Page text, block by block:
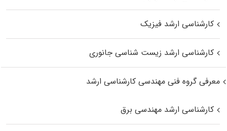
کارشناسی ارشد فیزیک
کارشناسی ارشد زیست‌ شناسی جانوری
معرفی گروه فنی مهندسی کارشناسی ارشد
کارشناسی ارشد مهندسی برق